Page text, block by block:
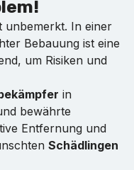
unbemerkt. In einer
Bebauung ist eine
um Risiken und
in
bewährte
Entfernung und
Schädlingen